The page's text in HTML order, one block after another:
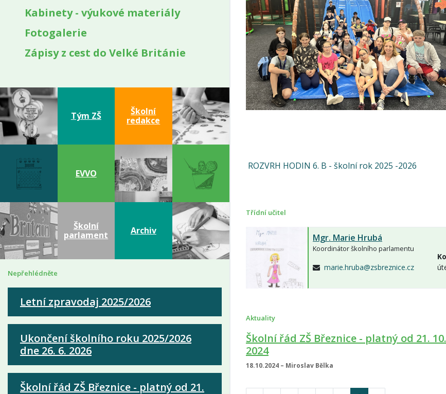
Kabinety - výukové materiály
Fotogalerie
Zápisy z cest do Velké Británie
Tým ZŠ
Školní
redakce
EVVO
Školní
parlament
Archiv
Nepřehlédněte
Letní zpravodaj 2025/2026
Ukončení školního roku 2025/2026
dne 26. 6. 2026
Školní řád ZŠ Březnice - platný od 21.
ROZVRH HODIN 6. B - školní rok 2025 -2026
Třídní učitel
Mgr. Marie Hrubá
Koordinátor školního parlamentu
marie.hruba@zsbreznice.cz
Aktuality
Školní řád ZŠ Březnice - platný od 21. 10.
2024
18.10.2024 – Miroslav Bělka